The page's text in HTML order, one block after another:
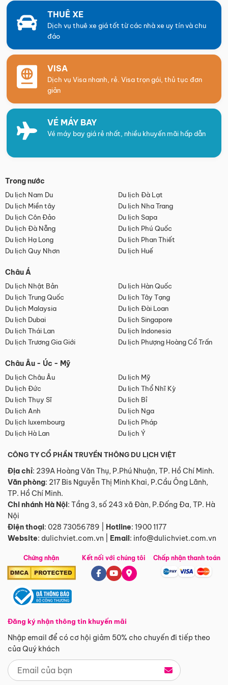
THUÊ XE
Dịch vụ thuê xe giá tốt từ các nhà xe uy tín và chu
đáo
VISA
Dịch vụ Visa nhanh, rẻ. Visa trọn gói, thủ tục đơn
giản
VÉ MÁY BAY
Vé máy bay giá rẻ nhất, nhiều khuyến mãi hấp dẫn
Trong nước
Du lịch Nam Du
Du lịch Đà Lạt
Du lịch Miền tây
Du lịch Nha Trang
Du lịch Côn Đảo
Du lịch Sapa
Du lịch Đà Nẵng
Du lịch Phú Quốc
Du lịch Hạ Long
Du lịch Phan Thiết
Du lịch Quy Nhơn
Du lịch Huế
Châu Á
Du lịch Nhật Bản
Du lịch Hàn Quốc
Du lịch Trung Quốc
Du lịch Tây Tạng
Du lịch Malaysia
Du lịch Đài Loan
Du lịch Dubai
Du lịch Singapore
Du lịch Thái Lan
Du lịch Indonesia
Du lịch Trương Gia Giới
Du lịch Phượng Hoàng Cổ Trấn
Châu Âu - Úc - Mỹ
Du lịch Châu Âu
Du lịch Mỹ
Du lịch Đức
Du lịch Thổ Nhĩ Kỳ
Du lịch Thụy Sĩ
Du lịch Bỉ
Du lịch Anh
Du lịch Nga
Du lịch luxembourg
Du lịch Pháp
Du lịch Hà Lan
Du lịch Ý
CÔNG TY CỔ PHẦN TRUYỀN THÔNG DU LỊCH VIỆT
Địa chỉ: 239A Hoàng Văn Thụ, P.Phú Nhuận, TP. Hồ Chí Minh.
Văn phòng: 217 Bis Nguyễn Thị Minh Khai, P.Cầu Ông Lãnh,
TP. Hồ Chí Minh.
Chi nhánh Hà Nội: Tầng 3, số 243 xã Đàn, P.Đống Đa, TP. Hà
Nội
Điện thoại: 028 73056789 Hotline: 1900 1177
Website: dulichviet.com.vn Email: info@dulichviet.com.vn
Chứng nhận
Đăng ký nhận thông tin khuyến mãi
Nhập email để có cơ hội giảm 50% cho chuyến đi tiếp theo
của Quý khách
Kết nối với chúng tôi Chấp nhận thanh toán